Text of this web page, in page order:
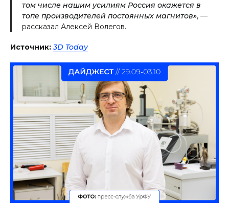
том числе нашим усилиям Россия окажется в
топе производителей постоянных магнитов», —
рассказал Алексей Волегов.
Источник: 3D Today